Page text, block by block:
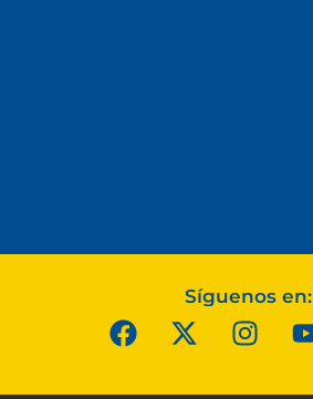
Síguenos en: